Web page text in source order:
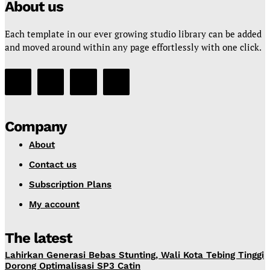
About us
Each template in our ever growing studio library can be added
and moved around within any page effortlessly with one click.
Company
About
Contact us
Subscription Plans
My account
The latest
Lahirkan Generasi Bebas Stunting, Wali Kota Tebing Tinggi
Dorong Optimalisasi SP3 Catin